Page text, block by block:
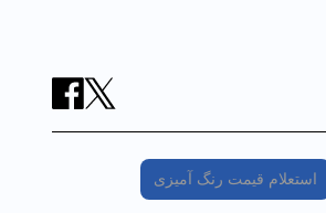
استعلام قیمت رنگ آمیزی